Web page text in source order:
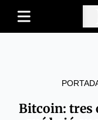
Bitcoin: tres